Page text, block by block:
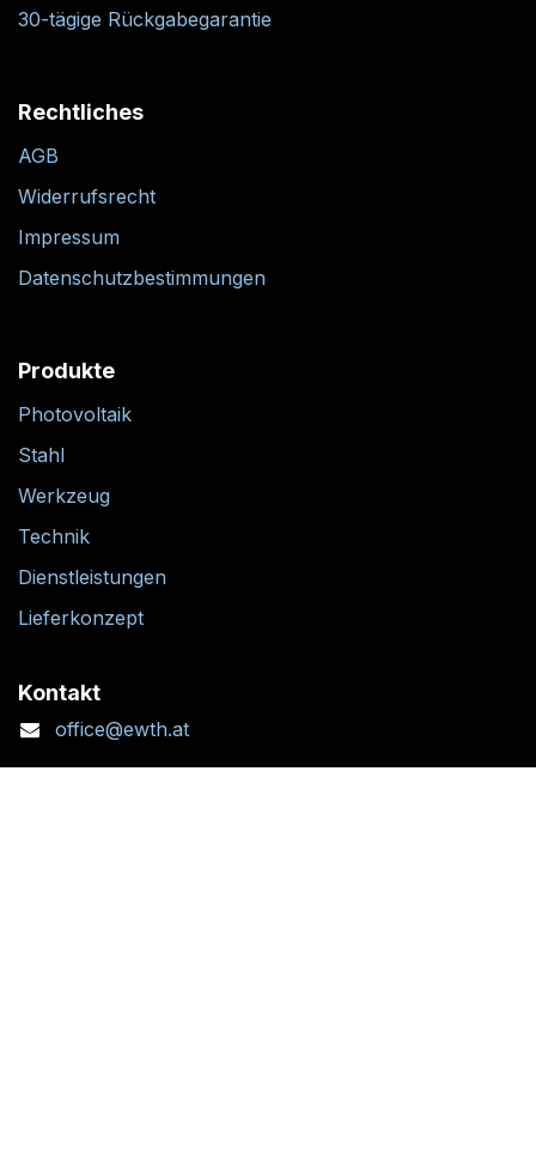
30-tägige Rückgabegarantie
Rechtliches
AGB
Widerrufsrecht
Impressum
Datenschutzbestimmungen
Produkte
Photovoltaik
Stahl
Werkzeug
Technik
Dienstleistungen
Lieferkonzept
Kontakt
office@ewth.at